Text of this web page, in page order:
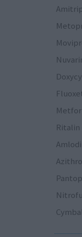
Ritalin